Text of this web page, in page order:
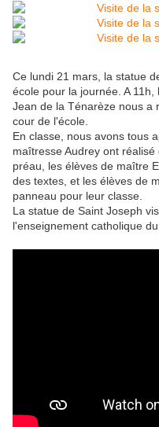
Ce lundi 21 mars, la statue
école pour la journée. A
Jean de la Ténarèze nous a
cour de l'école.
En classe, nous avons tous
maîtresse Audrey ont
préau, les élèves de maître
des textes, et les élèves de
panneau pour leur classe.
La statue de Saint Joseph
l'enseignement catholique